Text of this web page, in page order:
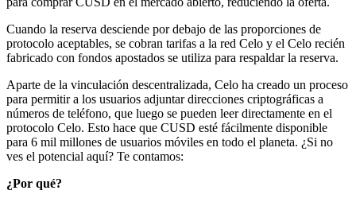
Cuando la reserva desciende por debajo de las proporciones de
protocolo aceptables, se cobran tarifas a la red Celo y el Celo recién
fabricado con fondos apostados se utiliza para respaldar la reserva.
Aparte de la vinculación descentralizada, Celo ha creado un proceso
para permitir a los usuarios adjuntar direcciones criptográficas a
números de teléfono, que luego se pueden leer directamente en el
protocolo Celo. Esto hace que CUSD esté fácilmente disponible
para 6 mil millones de usuarios móviles en todo el planeta. ¿Si no
ves el potencial aquí? Te contamos:
¿Por qué?